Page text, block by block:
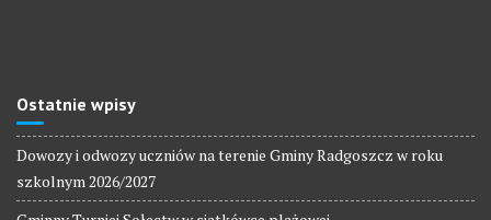
Ostatnie wpisy
Dowozy i odwozy uczniów na terenie Gminy Radgoszcz w roku
szkolnym 2026/2027